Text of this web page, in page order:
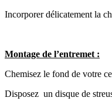
Incorporer délicatement la
Montage de l’entremet :
Chemisez le fond de votre
Disposez un disque de